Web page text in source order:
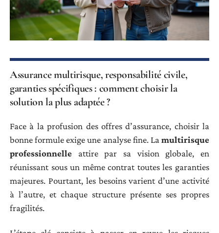
Assurance multirisque, responsabilité civile,
garanties spécifiques : comment choisir la
solution la plus adaptée ?
Face à la profusion des offres d’assurance, choisir la
bonne formule exige une analyse fine. Lamultirisque
professionnelle attire par sa vision globale, en
réunissant sous un même contrat toutes les garanties
majeures. Pourtant, les besoins varient d’une activité
à l’autre, et chaque structure présente ses propres
fragilités.